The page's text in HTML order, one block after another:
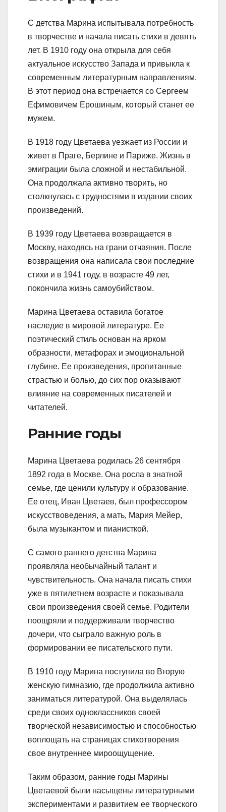
С детства Марина испытывала потребность
в творчестве и начала писать стихи в девять
лет. В 1910 году она открыла для себя
актуальное искусство Запада и привыкла к
современным литературным направлениям.
В этот период она встречается со Сергеем
Ефимовичем Ерошиным, который станет ее
мужем.
В 1918 году Цветаева уезжает из России и
живет в Праге, Берлине и Париже. Жизнь в
эмиграции была сложной и нестабильной.
Она продолжала активно творить, но
столкнулась с трудностями в издании своих
произведений.
В 1939 году Цветаева возвращается в
Москву, находясь на грани отчаяния. После
возвращения она написала свои последние
стихи и в 1941 году, в возрасте 49 лет,
покончила жизнь самоубийством.
Марина Цветаева оставила богатое
наследие в мировой литературе. Ее
поэтический стиль основан на ярком
образности, метафорах и эмоциональной
глубине. Ее произведения, пропитанные
страстью и болью, до сих пор оказывают
влияние на современных писателей и
читателей.
Ранние годы
Марина Цветаева родилась 26 сентября
1892 года в Москве. Она росла в знатной
семье, где ценили культуру и образование.
Ее отец, Иван Цветаев, был профессором
искусствоведения, а мать, Мария Мейер,
была музыкантом и пианисткой.
С самого раннего детства Марина
проявляла необычайный талант и
чувствительность. Она начала писать стихи
уже в пятилетнем возрасте и показывала
свои произведения своей семье. Родители
поощряли и поддерживали творчество
дочери, что сыграло важную роль в
формировании ее писательского пути.
В 1910 году Марина поступила во Вторую
женскую гимназию, где продолжила активно
заниматься литературой. Она выделялась
среди своих одноклассников своей
творческой независимостью и способностью
воплощать на страницах стихотворения
свое внутреннее мироощущение.
Таким образом, ранние годы Марины
Цветаевой были насыщены литературными
экспериментами и развитием ее творческого